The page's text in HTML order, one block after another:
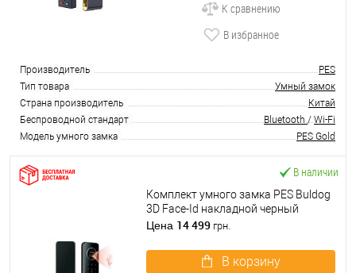
К сравнению
В избранное
Производитель
PES
Тип товара
Умный замок
Страна производитель
Китай
Беспроводной стандарт
Bluetooth /Wi-Fi
Модель умного замка
PES Gold
В наличии
Комплект умного замка PES Buldog
3D Face-Id накладной черный
Цена 14 499 грн.
В корзину